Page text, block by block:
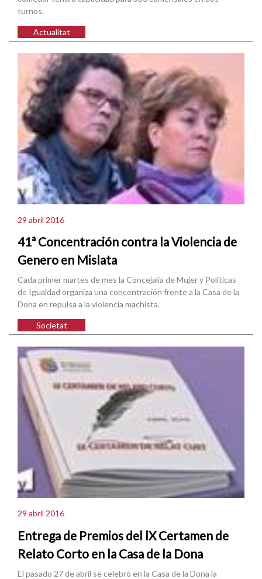
turnos.
Actualitat
29 abril 2016
41ª Concentración contra la Violencia de
Genero en Mislata
Cada primer martes de mes la Concejalía de Mujer y Políticas
de Igualdad organiza una concentración frente a la Casa de la
Dona en repulsa a la violencia machista.
Societat
29 abril 2016
Entrega de Premios del lX Certamen de
Relato Corto en la Casa de la Dona
El pasado 27 de abril se celebró en la Casa de la Dona la